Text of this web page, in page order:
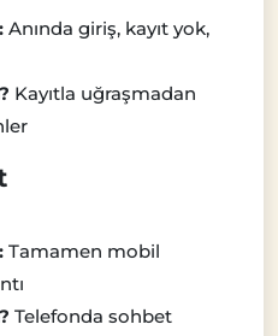
Anında giriş, kayıt yok,
Kayıtla uğraşmadan
Tamamen mobil
Telefonda sohbet